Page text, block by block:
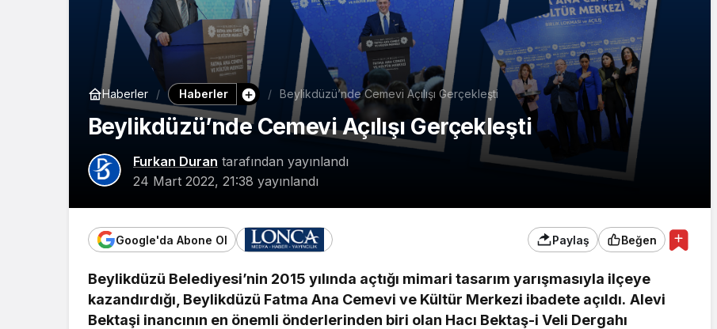
Haberler Haberler Beylikdüzü’nde Cemevi Açılışı Gerçekleşti
Beylikdüzü’nde Cemevi Açılışı Gerçekleşti
Furkan Duran tarafından yayınlandı
24 Mart 2022, 21:38 yayınlandı
Google'da Abone Ol Paylaş Beğen
Beylikdüzü Belediyesi’nin 2015 yılında açtığı mimari tasarım yarışmasıyla ilçeye
kazandırdığı, Beylikdüzü Fatma Ana Cemevi ve Kültür Merkezi ibadete açıldı. Alevi
Bektaşi inancının en önemli önderlerinden biri olan Hacı Bektaş-i Veli Dergahı